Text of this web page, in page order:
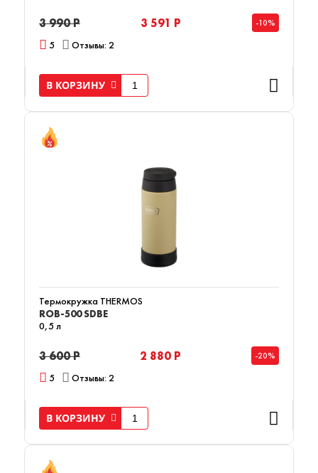
3 990 Р 3 591 Р -10%
5 Отзывы: 2
В КОРЗИНУ
Термокружка THERMOS
ROB-500 SDBE
0,5 л
3 600 Р 2 880 Р -20%
5 Отзывы: 2
В КОРЗИНУ